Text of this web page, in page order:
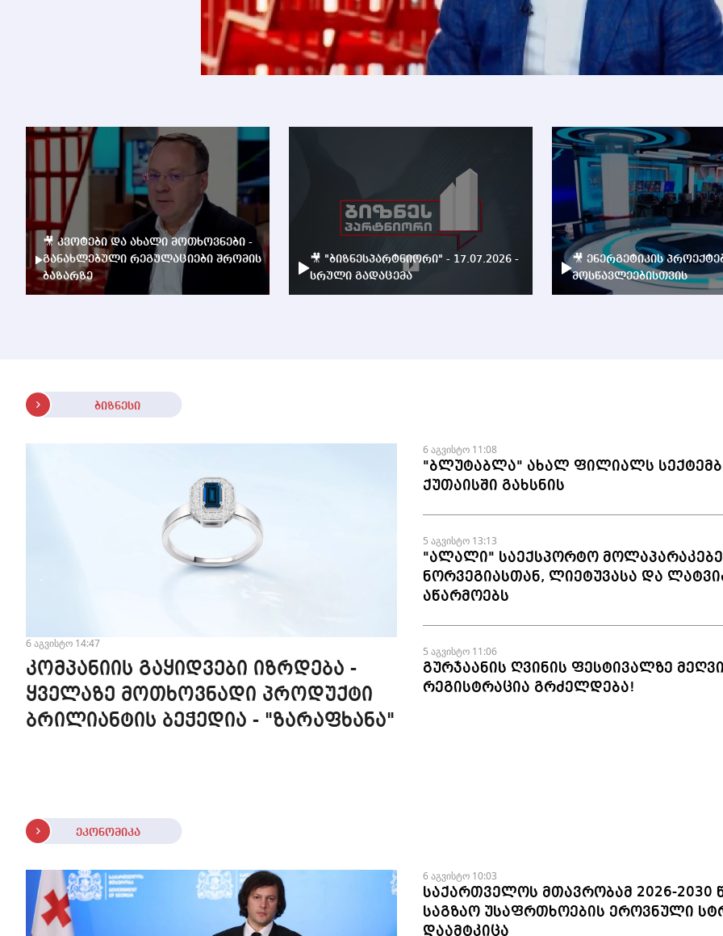
🎥 კვოტები და ახალი მოთხოვნები -
განახლებული რეგულაციები შრომის
ბაზარზე
🎥 "ბიზნესპარტნიორი" - 17.07.2026 -
სრული გადაცემა
🎥 ენერგეტიკის
მოსწავლეებისთვის
ბიზნესი
6 აგვისტო 14:47
კომპანიის გაყიდვები იზრდება -
ყველაზე მოთხოვნადი პროდუქტი
ბრილიანტის ბეჭედია - "ზარაფხანა"
6 აგვისტო 11:08
"ბლუტაბლა" ახალ ფილიალს
ქუთაისში გახსნის
5 აგვისტო 13:13
"ალალი" საექსპორტო
ნორვეგიასთან, ლიეტუვასა და
აწარმოებს
5 აგვისტო 11:06
გურჯაანის ღვინის ფესტივალზე
რეგისტრაცია გრძელდება!
ეკონომიკა
6 აგვისტო 10:03
საქართველოს მთავრობამ 2026-2030
საგზაო უსაფრთხოების ეროვნული
დაამტკიცა